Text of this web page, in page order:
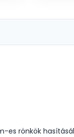
es rönkök